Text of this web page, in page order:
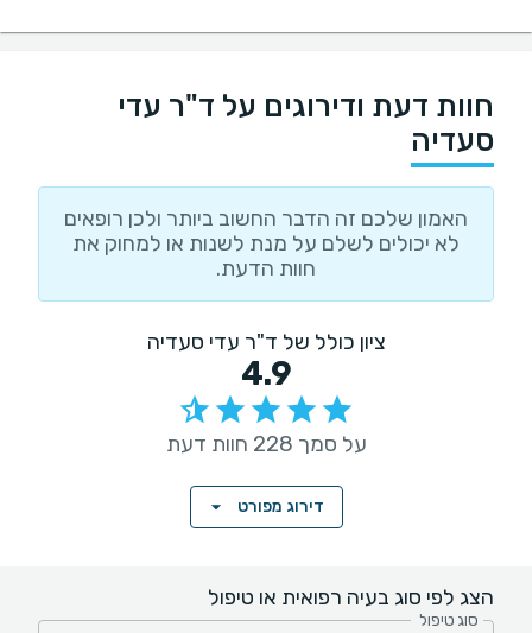
חוות דעת ודירוגים על ד"ר עדי
סעדיה
האמון שלכם זה הדבר החשוב ביותר ולכן רופאים
לא יכולים לשלם על מנת לשנות או למחוק את
חוות הדעת.
ציון כולל של ד"ר עדי סעדיה
4.9
על סמך 228 חוות דעת
דירוג מפורט
הצג לפי סוג בעיה רפואית או טיפול
סוג טיפול